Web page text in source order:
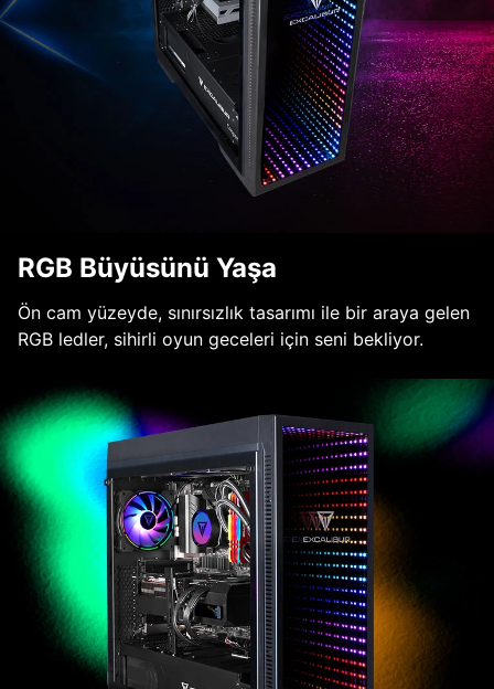
RGB Büyüsünü Yaşa
Ön cam yüzeyde, sınırsızlık tasarımı ile bir araya gelen
RGB ledler, sihirli oyun geceleri için seni bekliyor.